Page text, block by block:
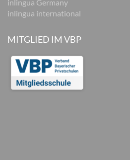
inlingua Germany
inlingua international
MITGLIED IM VBP